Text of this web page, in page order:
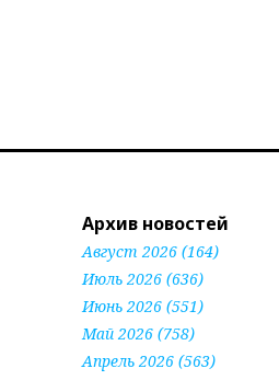
Архив новостей
Август 2026 (164)
Июль 2026 (636)
Июнь 2026 (551)
Май 2026 (758)
Апрель 2026 (563)